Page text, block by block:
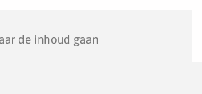
de inhoud gaan